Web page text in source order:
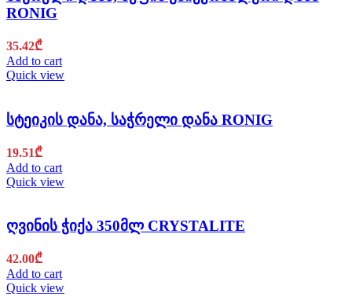
RONIG
35.42₾
Add to cart
Quick view
სტეიკის დანა, საჭრელი დანა RONIG
19.51₾
Add to cart
Quick view
ღვინის ჭიქა 350მლ CRYSTALITE
42.00₾
Add to cart
Quick view